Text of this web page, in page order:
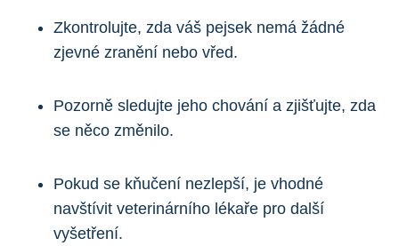
Zkontrolujte, zda váš pejsek nemá žádné
zjevné zranění nebo vřed.
Pozorně sledujte jeho chování a zjišťujte, zda
se něco změnilo.
Pokud se kňučení nezlepší, je vhodné
navštívit veterinárního lékaře pro další
vyšetření.